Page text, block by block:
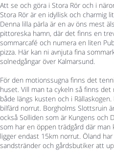
Att se och göra i Stora Rör och i
Stora Rör är en idyllisk och charmig
Denna lilla pärla är en av öns mest
pittoreska hamn, där det finns en
sommarcafé och numera en liten
pizza. Här kan ni avnjuta fina
solnedgångar över Kalmarsund.
För den motionssugna finns det
huset. Vill man ta cykeln så finns det
både längs kusten och i
bilfärd norrut. Borgholms Slottsruin
också Solliden som är Kungens och
som har en öppen trädgård där
ligger endast 15km norrut. Öland
sandstränder och gårdsbutiker att